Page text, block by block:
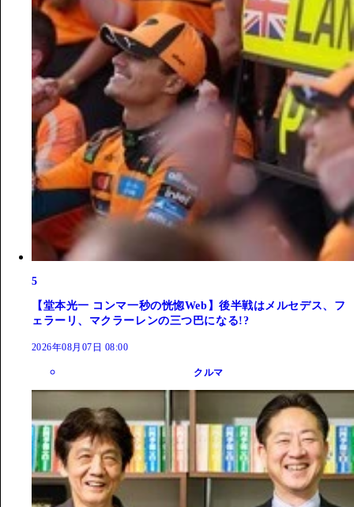
5
【堂本光一 コンマ一秒の恍惚Web】後半戦はメルセデス、フ
ェラーリ、マクラーレンの三つ巴になる!?
2026年08月07日 08:00
クルマ